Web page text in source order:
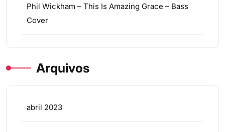
Phil Wickham – This Is Amazing Grace – Bass
Cover
Arquivos
abril 2023